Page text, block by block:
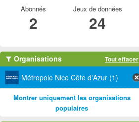
Abonnés
2
Jeux de données
24
Organisations Tout effacer
Métropole Nice Côte d'Azur (1)
Montrer uniquement les organisations
populaires